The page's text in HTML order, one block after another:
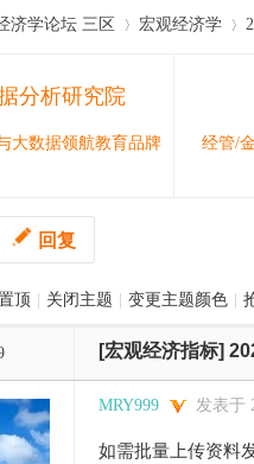
济学论坛 三区 宏观经济学
分析研究院
大数据领航教育品牌 经管/
回复
顶 关闭主题 变更主题颜色
[宏观经济指标]
MRY999 发表于
如需批量上传资料